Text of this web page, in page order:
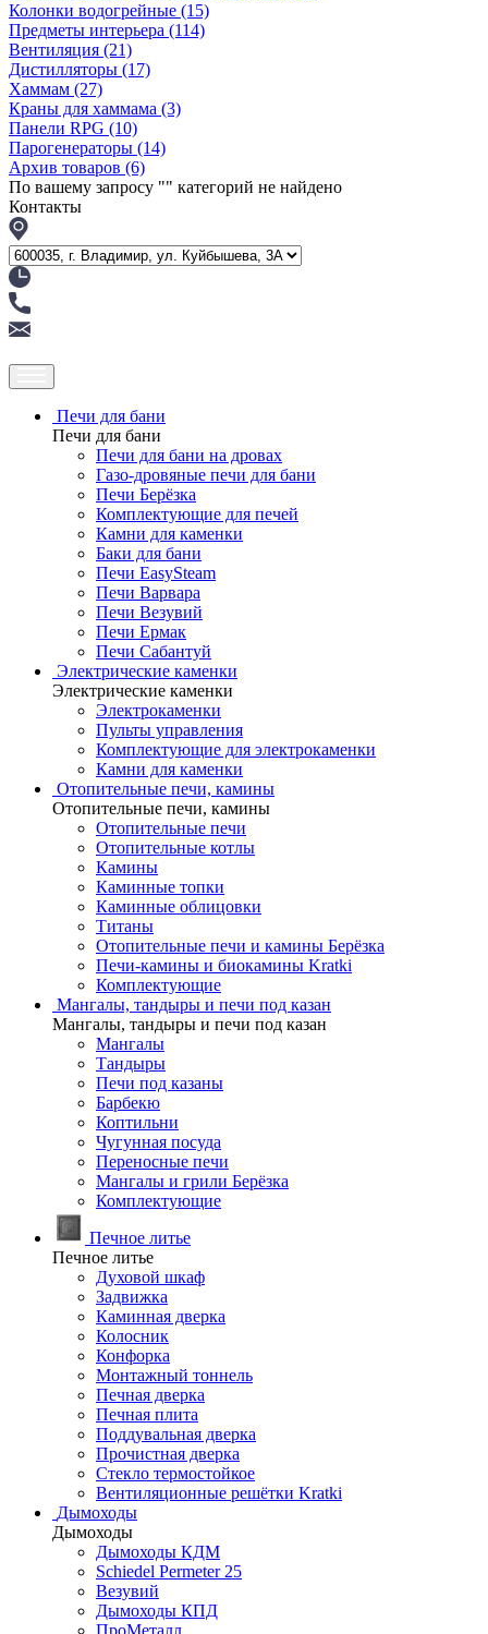
Колонки водогрейные (15)
Предметы интерьера (114)
Вентиляция (21)
Дистилляторы (17)
Хаммам (27)
Краны для хаммама (3)
Панели RPG (10)
Парогенераторы (14)
Архив товаров (6)
По вашему запросу "" категорий не найдено
Контакты
Печи для бани
Печи для бани
Печи для бани на дровах
Газо-дровяные печи для бани
Печи Берёзка
Комплектующие для печей
Камни для каменки
Баки для бани
Печи EasySteam
Печи Варвара
Печи Везувий
Печи Ермак
Печи Сабантуй
Электрические каменки
Электрические каменки
Электрокаменки
Пульты управления
Комплектующие для электрокаменки
Камни для каменки
Отопительные печи, камины
Отопительные печи, камины
Отопительные печи
Отопительные котлы
Камины
Каминные топки
Каминные облицовки
Титаны
Отопительные печи и камины Берёзка
Печи-камины и биокамины Kratki
Комплектующие
Мангалы, тандыры и печи под казан
Мангалы, тандыры и печи под казан
Мангалы
Тандыры
Печи под казаны
Барбекю
Коптильни
Чугунная посуда
Переносные печи
Мангалы и грили Берёзка
Комплектующие
Печное литье
Печное литье
Духовой шкаф
Задвижка
Каминная дверка
Колосник
Конфорка
Монтажный тоннель
Печная дверка
Печная плита
Поддувальная дверка
Прочистная дверка
Стекло термостойкое
Вентиляционные решётки Kratki
Дымоходы
Дымоходы
Дымоходы КДМ
Schiedel Permeter 25
Везувий
Дымоходы КПД
ПроМеталл